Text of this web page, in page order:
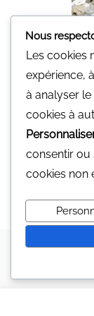
Une
Nous
Les cookies
expérience,
à analyser
cookies à
consentir ou
cookies non